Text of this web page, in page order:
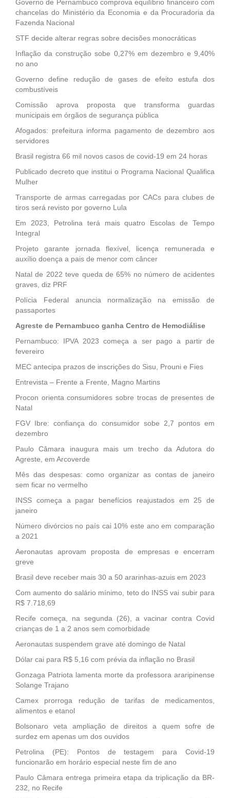
Governo de Pernambuco comprova equilíbrio financeiro com
chancelas do Ministério da Economia e da Procuradoria da
Fazenda Nacional
STF decide alterar regras sobre decisões monocráticas
Inflação da construção sobe 0,27% em dezembro e 9,40%
no ano
Governo define redução de gases de efeito estufa dos
combustíveis
Comissão aprova proposta que transforma guardas
municipais em órgãos de segurança pública
Afogados: prefeitura informa pagamento de dezembro aos
servidores
Brasil registra 66 mil novos casos de covid-19 em 24 horas
Publicado decreto que institui o Programa Nacional Qualifica
Mulher
Transporte de armas carregadas por CACs para clubes de
tiros será revisto por governo Lula
Em 2023, Petrolina terá mais quatro Escolas de Tempo
Integral
Projeto garante jornada flexível, licença remunerada e
auxílio doença a pais de menor com câncer
Natal de 2022 teve queda de 65% no número de acidentes
graves, diz PRF
Polícia Federal anuncia normalização na emissão de
passaportes
Agreste de Pernambuco ganha Centro de Hemodiálise
Pernambuco: IPVA 2023 começa a ser pago a partir de
fevereiro
MEC antecipa prazos de inscrições do Sisu, Prouni e Fies
Entrevista – Frente a Frente, Magno Martins
Procon orienta consumidores sobre trocas de presentes de
Natal
FGV Ibre: confiança do consumidor sobe 2,7 pontos em
dezembro
Paulo Câmara inaugura mais um trecho da Adutora do
Agreste, em Arcoverde
Mês das despesas: como organizar as contas de janeiro
sem ficar no vermelho
INSS começa a pagar benefícios reajustados em 25 de
janeiro
Número divórcios no país cai 10% este ano em comparação
a 2021
Aeronautas aprovam proposta de empresas e encerram
greve
Brasil deve receber mais 30 a 50 ararinhas-azuis em 2023
Com aumento do salário mínimo, teto do INSS vai subir para
R$ 7.718,69
Recife começa, na segunda (26), a vacinar contra Covid
crianças de 1 a 2 anos sem comorbidade
Aeronautas suspendem grave até domingo de Natal
Dólar cai para R$ 5,16 com prévia da inflação no Brasil
Gonzaga Patriota lamenta morte da professora araripinense
Solange Trajano
Camex prorroga redução de tarifas de medicamentos,
alimentos e etanol
Bolsonaro veta ampliação de direitos a quem sofre de
surdez em apenas um dos ouvidos
Petrolina (PE): Pontos de testagem para Covid-19
funcionarão em horário especial neste fim de ano
Paulo Câmara entrega primeira etapa da triplicação da BR-
232, no Recife